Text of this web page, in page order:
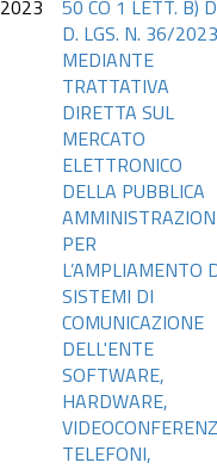
2023
50 CO 1 LETT. B)
D. LGS. N. 36/
MEDIANTE
TRATTATIVA
DIRETTA SUL
MERCATO
ELETTRONICO
DELLA PUBBLICA
PER
L’AMPLIAMENTO
SISTEMI DI
COMUNICAZIONE
DELL'ENTE
SOFTWARE,
HARDWARE,
TELEFONI,